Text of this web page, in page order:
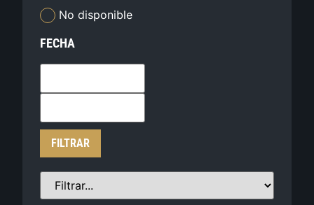
No disponible
FECHA
FILTRAR